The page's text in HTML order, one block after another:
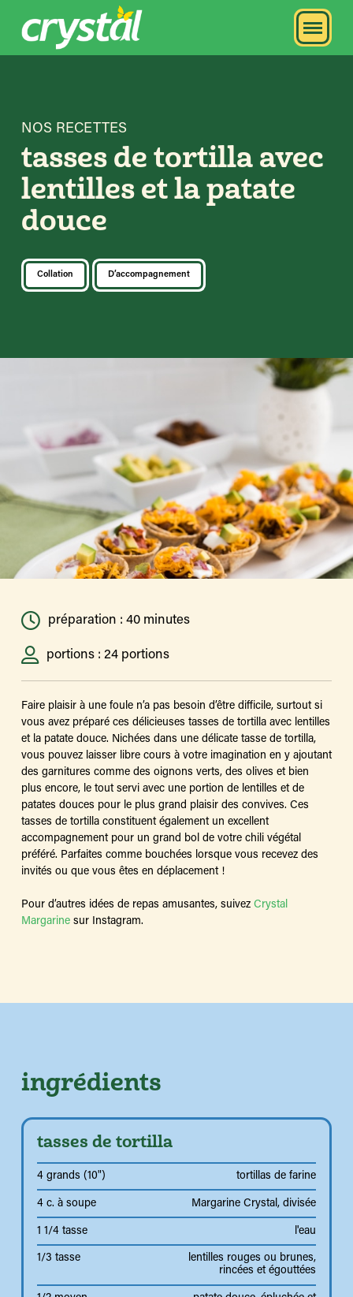
NOS RECETTES
tasses de tortilla avec
lentilles et la patate
douce
Collation D’accompagnement
préparation : 40 minutes
portions : 24 portions
Faire plaisir à une foule n’a pas besoin d’être difficile, surtout si
vous avez préparé ces délicieuses tasses de tortilla avec lentilles
et la patate douce. Nichées dans une délicate tasse de tortilla,
vous pouvez laisser libre cours à votre imagination en y ajoutant
des garnitures comme des oignons verts, des olives et bien
plus encore, le tout servi avec une portion de lentilles et de
patates douces pour le plus grand plaisir des convives. Ces
tasses de tortilla constituent également un excellent
accompagnement pour un grand bol de votre chili végétal
préféré. Parfaites comme bouchées lorsque vous recevez des
invités ou que vous êtes en déplacement !
Pour d’autres idées de repas amusantes, suivez Crystal
Margarinesur Instagram.
ingrédients
tasses de tortilla
4 grands (10") tortillas de farine
4 c. à soupe Margarine Crystal, divisée
1 1/4 tasse l'eau
1/3 tasse
lentilles rouges ou brunes,
rincées et égouttées